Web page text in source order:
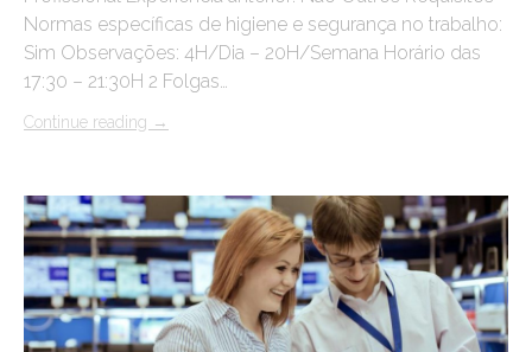
Normas específicas de higiene e segurança no trabalho:
Sim Observações: 4H/Dia – 20H/Semana Horário das
17:30 – 21:30H 2 Folgas…
Continue reading →